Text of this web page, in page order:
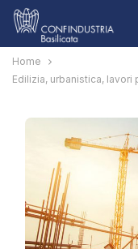
Home
Edilizia, urbanistica,